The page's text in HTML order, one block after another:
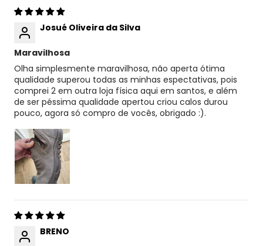
Josué Oliveira da Silva
Maravilhosa
Olha simplesmente maravilhosa, não aperta ótima
qualidade superou todas as minhas espectativas, pois
comprei 2 em outra loja física aqui em santos, e além
de ser péssima qualidade apertou criou calos durou
pouco, agora só compro de vocês, obrigado :).
BRENO